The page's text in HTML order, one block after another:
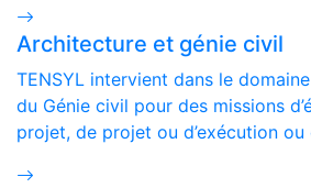
Architecture et génie civil
TENSYL intervient dans le
du Génie civil pour des missions
projet, de projet ou d’exécution